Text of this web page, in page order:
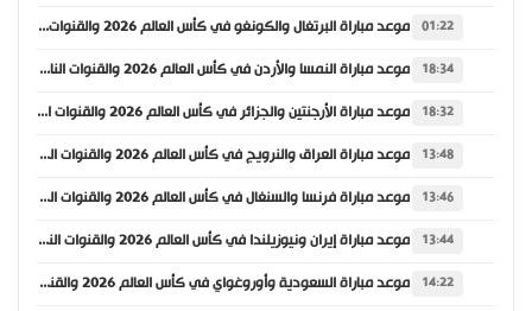
01:22 موعد مباراة البرتغال والكونغو في كأس العالم 2026 والقنوات الناقلة
18:34 موعد مباراة النمسا والأردن في كأس العالم 2026 والقنوات الناقلة
18:32 موعد مباراة الأرجنتين والجزائر في كأس العالم 2026 والقنوات الناقلة
13:48 موعد مباراة العراق والنرويج في كأس العالم 2026 والقنوات الناقلة
13:46 موعد مباراة فرنسا والسنغال في كأس العالم 2026 والقنوات الناقلة
13:44 موعد مباراة إيران ونيوزيلندا في كأس العالم 2026 والقنوات الناقلة
14:22 موعد مباراة السعودية وأوروغواي في كأس العالم 2026 والقنوات الناقلة